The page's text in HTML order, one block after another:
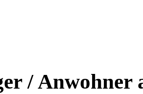
/ Anwohner